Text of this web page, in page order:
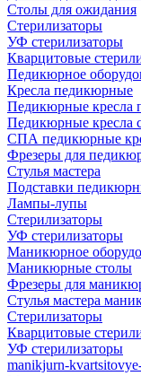
Столы для ожидания
Стерилизаторы
УФ стерилизаторы
Кварцитовые
Педикюрное
Кресла педикюрные
Педикюрные кресла
Педикюрные кресла
СПА педикюрные
Фрезеры для
Стулья мастера
Подставки
Лампы-лупы
Стерилизаторы
УФ стерилизаторы
Маникюрное
Маникюрные столы
Фрезеры для
Стулья мастера
Стерилизаторы
Кварцитовые
УФ стерилизаторы
manikjurn-